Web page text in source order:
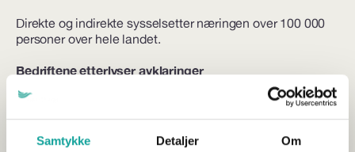
Samtykke Detaljer Om
Direkte og indirekte sysselsetter næringen over 100 000
personer over hele landet.
Bedriftene etterlyser avklaringer
Rita Karlsen er administrerende direktør i Brødrene
Karlsen på Husøya i Senja: